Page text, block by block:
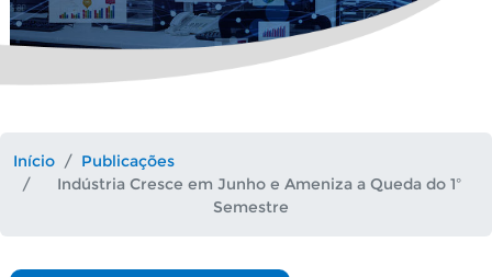
Início
Publicações
Indústria Cresce em Junho e Ameniza a Queda do 1º
Semestre